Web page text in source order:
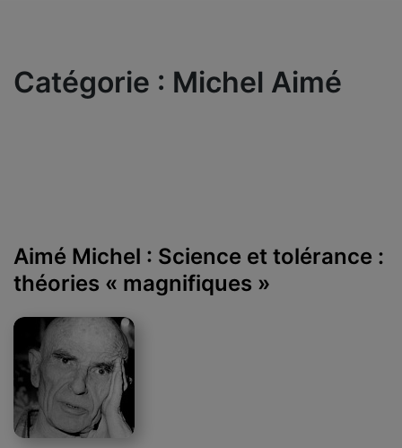
Catégorie : Michel Aimé
Aimé Michel : Science et tolérance :
théories « magnifiques »